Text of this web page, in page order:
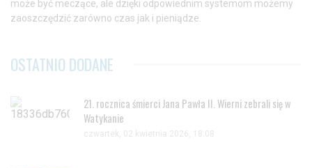
może być meczące, ale dzięki odpowiednim systemom możemy
zaoszczędzić zarówno czas jak i pieniądze.
OSTATNIO DODANE
21. rocznica śmierci Jana Pawła II. Wierni zebrali się w
Watykanie
czwartek, 02 kwietnia 2026, 18:08